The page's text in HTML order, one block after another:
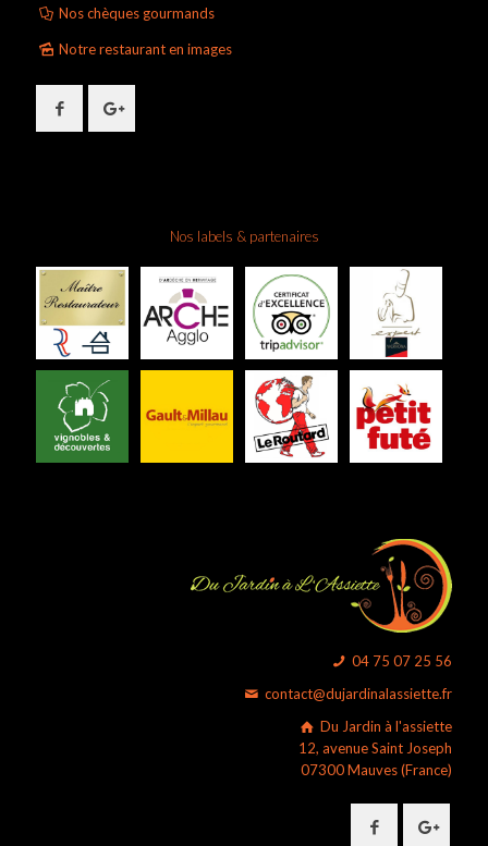
Nos chèques gourmands
Notre restaurant en images
Nos labels & partenaires
04 75 07 25 56
contact@dujardinalassiette.fr
Du Jardin à l'assiette
12, avenue Saint Joseph
07300 Mauves (France)